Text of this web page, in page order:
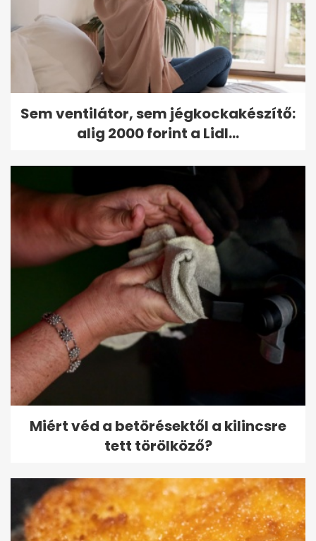
Sem ventilátor, sem jégkockakészítő:
alig 2000 forint a Lidl...
Miért véd a betörésektől a kilincsre
tett törölköző?